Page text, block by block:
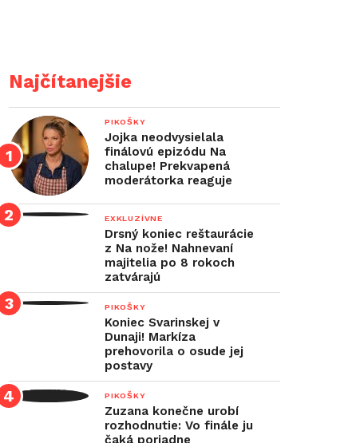
Najčítanejšie
PIKOŠKY
Jojka neodvysielala
finálovú epizódu Na
chalupe! Prekvapená
moderátorka reaguje
EXKLUZÍVNE
Drsný koniec reštaurácie
z Na nože! Nahnevaní
majitelia po 8 rokoch
zatvárajú
PIKOŠKY
Koniec Svarinskej v
Dunaji! Markíza
prehovorila o osude jej
postavy
PIKOŠKY
Zuzana konečne urobí
rozhodnutie: Vo finále ju
čaká poriadne